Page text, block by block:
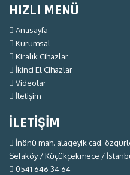
HIZLI MENÜ
Anasayfa
Kurumsal
Kiralık Cihazlar
İkinci El Cihazlar
Videolar
İletişim
İLETİŞİM
İnönü mah. alageyik cad.
Sefaköy / Küçükçekmece /
0541 646 34 64